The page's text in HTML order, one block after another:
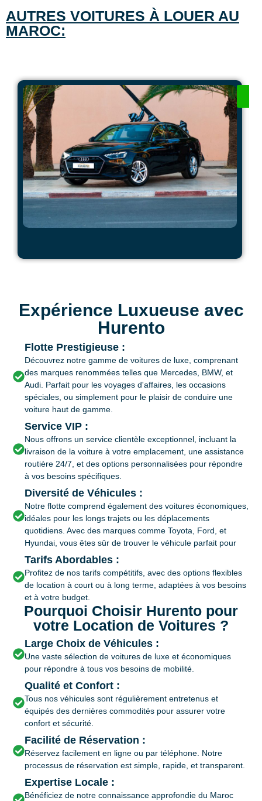
AUTRES VOITURES À LOUER AU
MAROC:
Expérience Luxueuse avec
Hurento
Flotte Prestigieuse :
Découvrez notre gamme de voitures de luxe, comprenant
des marques renommées telles que Mercedes, BMW, et
Audi. Parfait pour les voyages d'affaires, les occasions
spéciales, ou simplement pour le plaisir de conduire une
voiture haut de gamme.
Service VIP :
Nous offrons un service clientèle exceptionnel, incluant la
livraison de la voiture à votre emplacement, une assistance
routière 24/7, et des options personnalisées pour répondre
à vos besoins spécifiques.
Diversité de Véhicules :
Notre flotte comprend également des voitures économiques,
idéales pour les longs trajets ou les déplacements
quotidiens. Avec des marques comme Toyota, Ford, et
Hyundai, vous êtes sûr de trouver le véhicule parfait pour
Tarifs Abordables :
Profitez de nos tarifs compétitifs, avec des options flexibles
de location à court ou à long terme, adaptées à vos besoins
et à votre budget.
Pourquoi Choisir Hurento pour
votre Location de Voitures ?
Large Choix de Véhicules :
Une vaste sélection de voitures de luxe et économiques
pour répondre à tous vos besoins de mobilité.
Qualité et Confort :
Tous nos véhicules sont régulièrement entretenus et
équipés des dernières commodités pour assurer votre
confort et sécurité.
Facilité de Réservation :
Réservez facilement en ligne ou par téléphone. Notre
processus de réservation est simple, rapide, et transparent.
Expertise Locale :
Bénéficiez de notre connaissance approfondie du Maroc